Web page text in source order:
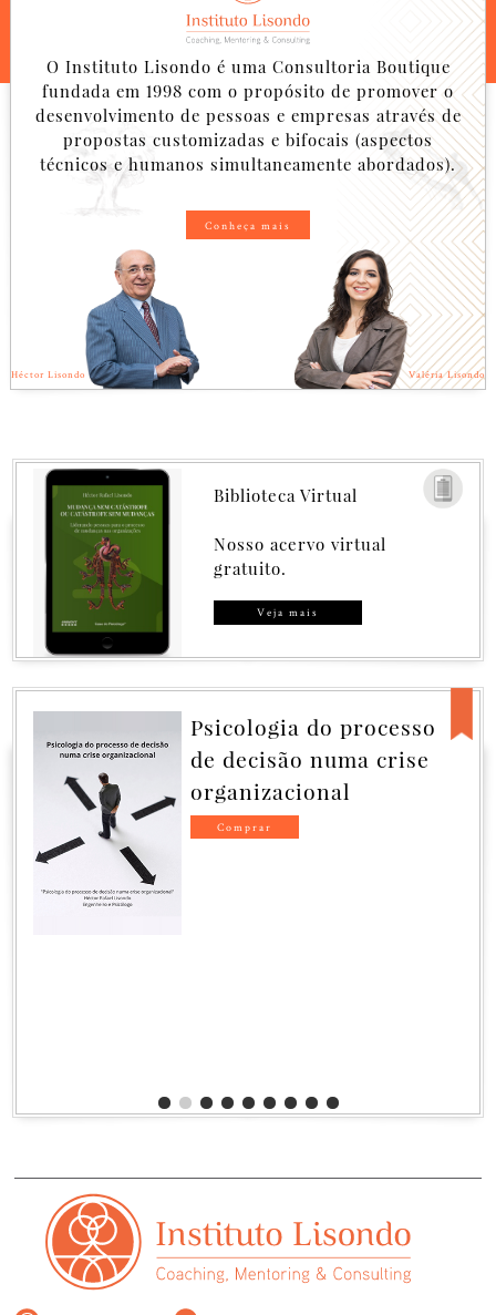
Héctor Lisondo
O Instituto Lisondo é uma Consultoria Boutique
fundada em 1998 com o propósito de promover o
desenvolvimento de pessoas e empresas através de
propostas customizadas e bifocais (aspectos
técnicos e humanos simultaneamente abordados).
Conheça mais
Valéria Lisondo
Biblioteca Virtual
Nosso acervo virtual
gratuito.
Veja mais
Governança sem
Catástrofe, ou
Catástrofe sem
Governança